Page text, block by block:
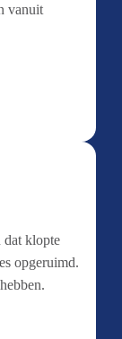
vanuit
dat klopte
opgeruimd.